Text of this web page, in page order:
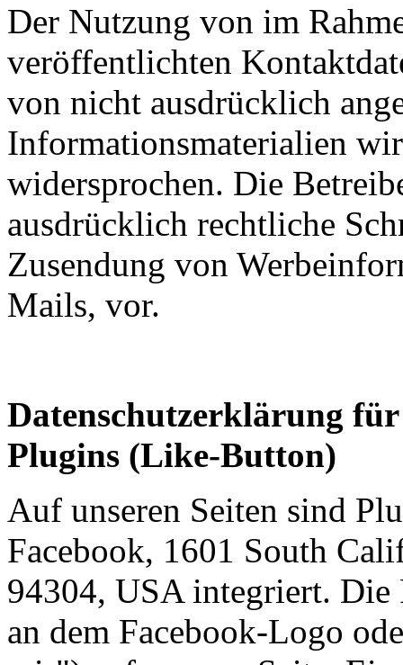
Der Nutzung von im
veröffentlichten
von nicht ausdrücklich
Informationsmaterialien
widersprochen. Die
ausdrücklich rechtliche
Zusendung von
Mails, vor.
Datenschutzerklärung
Plugins (Like-Button)
Auf unseren Seiten sind
Facebook, 1601 South
94304, USA integriert. Die
an dem Facebook-Logo